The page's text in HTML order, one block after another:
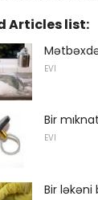
Articles list:
Mətbəxdə
EVI
Bir
EVI
Bir